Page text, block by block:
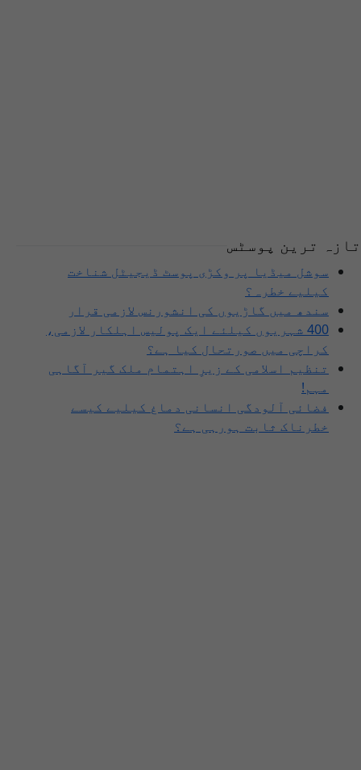
تازہ ترین پوسٹس
سوشل میڈیا پر وکڑی پوسٹ ڈیجیٹل شناخت
کیلیے خطرہ؟
سندھ میں گاڑیوں کی انشورنس لازمی قرار
400 شہریوں کیلئے ایک پولیس اہلکار لازمی،
کراچی میں صورتحال کیا ہے؟
تنظیم اسلامی کے زیرِ اہتمام ملک گیر آگاہی
مہم!
فضائی آلودگی انسانی دماغ کیلیے کیسے
خطرناک ثابت ہورہی ہے؟